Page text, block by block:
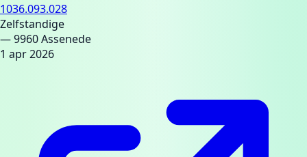
1036.093.028
Zelfstandige
— 9960 Assenede
1 apr 2026